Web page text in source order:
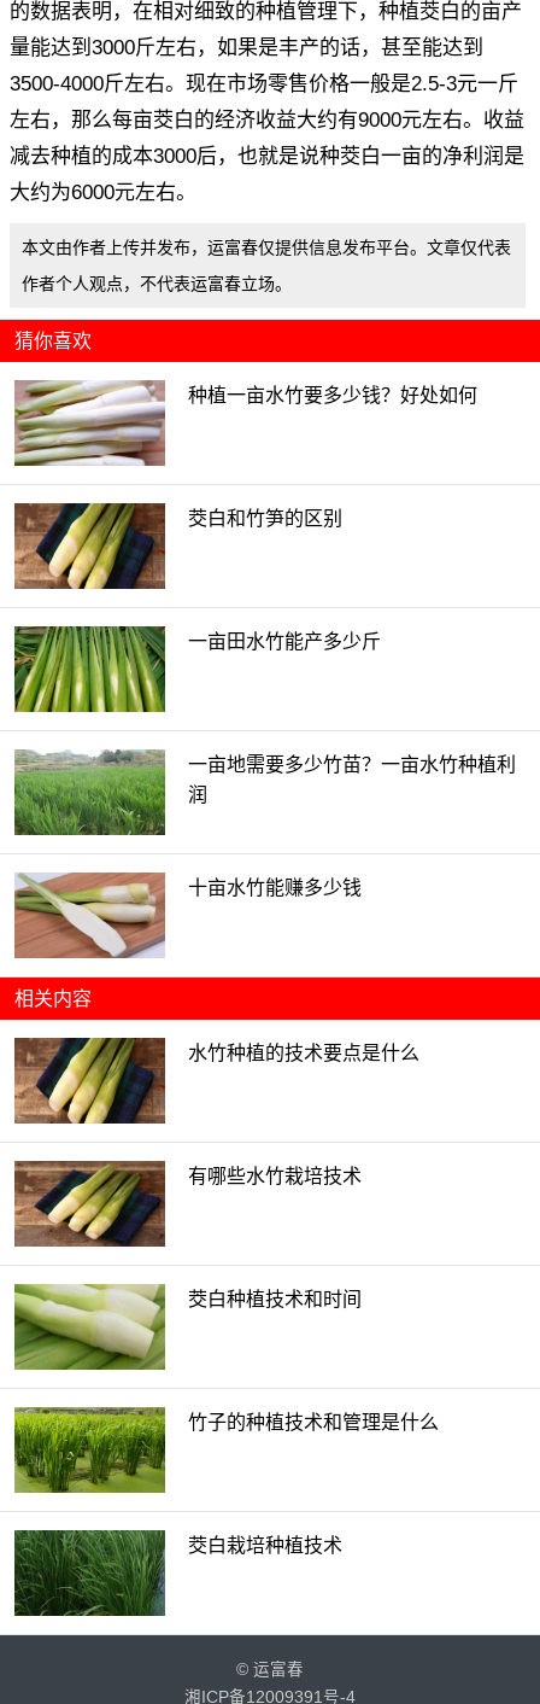
的数据表明，在相对细致的种植管理下，种植茭白的亩产
量能达到3000斤左右，如果是丰产的话，甚至能达到
3500-4000斤左右。现在市场零售价格一般是2.5-3元一斤
左右，那么每亩茭白的经济收益大约有9000元左右。收益
减去种植的成本3000后，也就是说种茭白一亩的净利润是
大约为6000元左右。
本文由作者上传并发布，运富春仅提供信息发布平台。文章仅代表
作者个人观点，不代表运富春立场。
猜你喜欢
种植一亩水竹要多少钱？好处如何
茭白和竹笋的区别
一亩田水竹能产多少斤
一亩地需要多少竹苗？一亩水竹种植利
润
十亩水竹能赚多少钱
相关内容
水竹种植的技术要点是什么
有哪些水竹栽培技术
茭白种植技术和时间
竹子的种植技术和管理是什么
茭白栽培种植技术
© 运富春
湘ICP备12009391号-4